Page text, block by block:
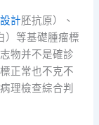
計胚抗原）、
）等基礎腫瘤標
物并不是確診
正常也不克不
理檢查綜合判